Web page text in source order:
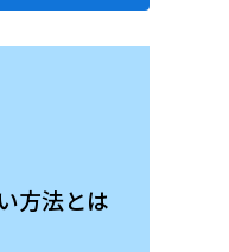
方法とは